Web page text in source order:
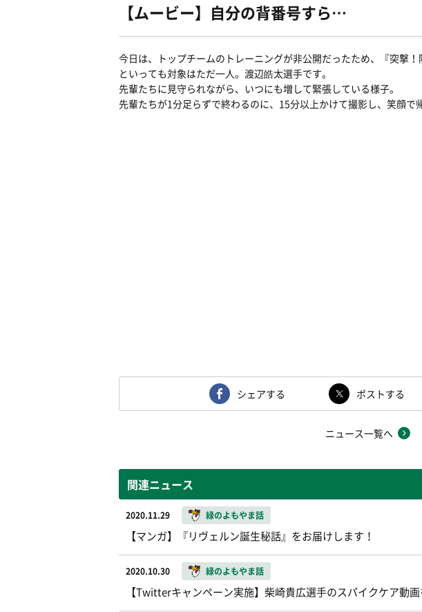
【ムービー】自分の背番号すら…
今日は、トップチームのトレーニングが非公開だったため、『突撃
といっても対象はただ一人。渡辺皓太選手です。
先輩たちに見守られながら、いつにも増して緊張している様子。
先輩たちが1分足らずで終わるのに、15分以上かけて撮影し、笑顔で
シェアする ポストする
ニュース一覧へ
関連ニュース
2020.11.29 緑のよもやま話
【マンガ】『リヴェルン誕生秘話』をお届けします！
2020.10.30 緑のよもやま話
【Twitterキャンペーン実施】柴崎貴広選手のスパイクケア動